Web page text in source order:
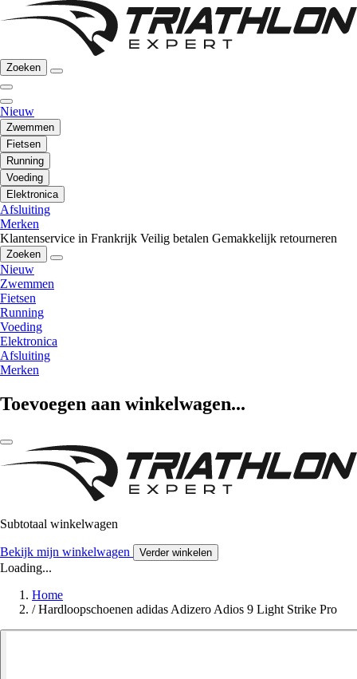
Zoeken
Nieuw
Zwemmen
Fietsen
Running
Voeding
Elektronica
Afsluiting
Merken
Klantenservice in Frankrijk Veilig betalen Gemakkelijk retourneren
Zoeken
Nieuw
Zwemmen
Fietsen
Running
Voeding
Elektronica
Afsluiting
Merken
Toevoegen aan winkelwagen...
Subtotaal winkelwagen
Bekijk mijn winkelwagen Verder winkelen
Loading...
Home
/ Hardloopschoenen adidas Adizero Adios 9 Light Strike Pro